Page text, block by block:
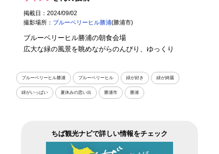
掲載日：2024/09/02
撮影場所： ブルーベリーヒル勝浦(勝浦市)
ブルーベリーヒル勝浦の朝食会場
広大な緑の風景を眺めながらのんびり、ゆっくり
ブルーベリーヒル勝浦 ブルーベリーヒル 緑が好き 緑が綺麗
緑がいっぱい 夏休みの思い出 勝浦市 勝浦
ちば観光ナビで詳しい情報をチェック